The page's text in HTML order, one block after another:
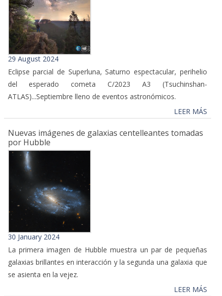
29 August 2024
Eclipse parcial de Superluna, Saturno espectacular, perihelio
del esperado cometa C/2023 A3 (Tsuchinshan-
ATLAS)...Septiembre lleno de eventos astronómicos.
LEER MÁS
Nuevas imágenes de galaxias centelleantes tomadas
por Hubble
30 January 2024
La primera imagen de Hubble muestra un par de pequeñas
galaxias brillantes en interacción y la segunda una galaxia que
se asienta en la vejez.
LEER MÁS